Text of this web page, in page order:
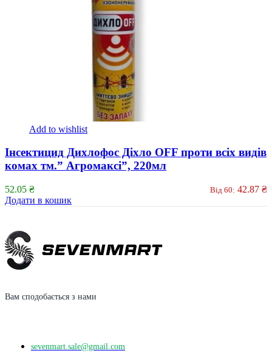
Add to wishlist
Інсектицид Дихлофос Діхло OFF проти всіх видів
комах тм.” Агромаксі”, 220мл
52.05 ₴ Від 60: 42.87 ₴
Додати в кошик
Вам сподобається з нами
sevenmart.sale@gmail.com